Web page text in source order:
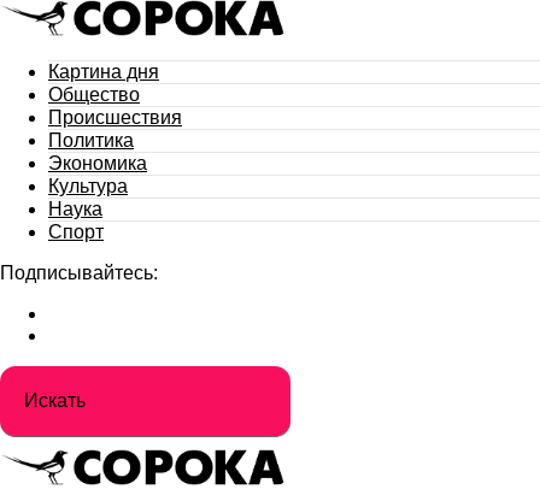
Картина дня
Общество
Происшествия
Политика
Экономика
Культура
Наука
Спорт
Подписывайтесь: